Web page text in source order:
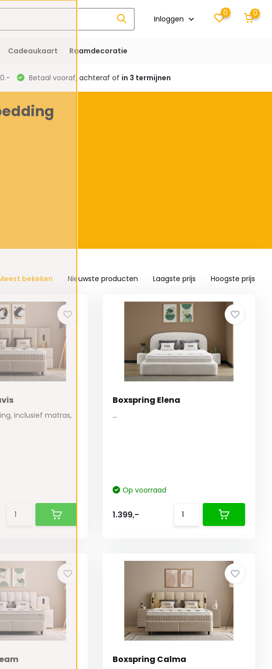
Inloggen
0 0
Cadeaukaart Raamdecoratie
Betaal vooraf, achteraf of in 3 termijnen
bekeken Nieuwste producten Laagste prijs Hoogste prijs
inclusief matras,
Boxspring Elena
...
Op voorraad
1.399,-
Boxspring Calma